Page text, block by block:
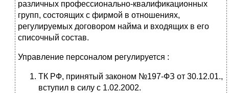
различных профессионально-квалификационных
групп, состоящих с фирмой в отношениях,
регулируемых договором найма и входящих в его
списочный состав.
Управление персоналом регулируется :
ТК РФ, принятый законом №197-ФЗ от 30.12.01.,
вступил в силу с 1.02.2002.